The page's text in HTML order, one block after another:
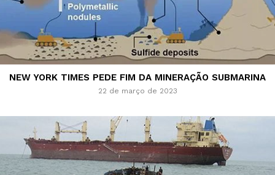
NEW YORK TIMES PEDE FIM DA MINERAÇÃO SUBMARINA
22 de março de 2023